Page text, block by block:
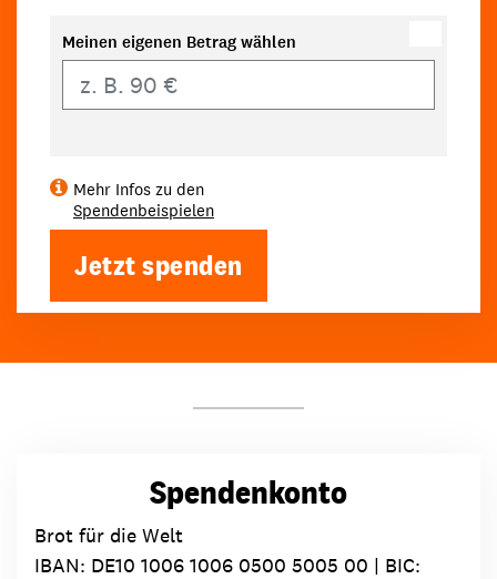
Meinen eigenen Betrag wählen
Mehr Infos zu den
Spendenbeispielen
Jetzt spenden
Spendenkonto
Brot für die Welt
IBAN: DE10 1006 1006 0500 5005 00 | BIC: